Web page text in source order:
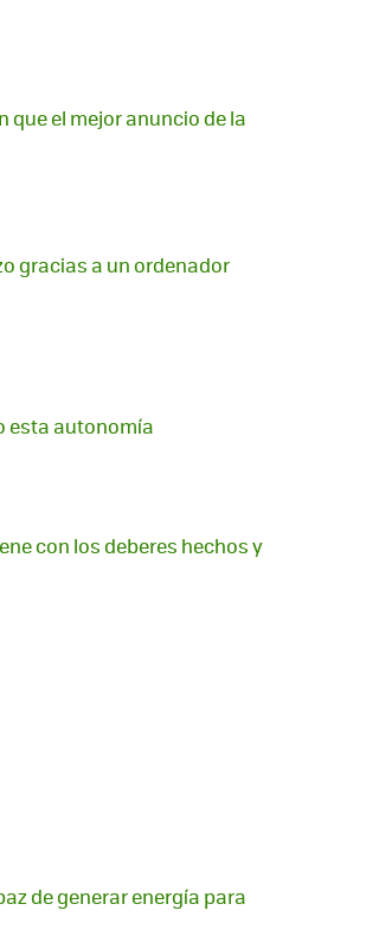
que el mejor anuncio de la
gracias a un ordenador
esta autonomía
con los deberes hechos y
de generar energía para